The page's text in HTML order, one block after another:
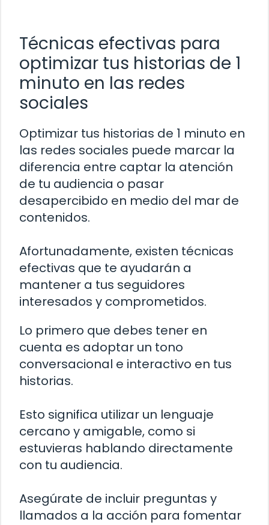
Técnicas efectivas para
optimizar tus historias de 1
minuto en las redes
sociales
Optimizar tus historias de 1 minuto en
las redes sociales puede marcar la
diferencia entre captar la atención
de tu audiencia o pasar
desapercibido en medio del mar de
contenidos.
Afortunadamente, existen técnicas
efectivas que te ayudarán a
mantener a tus seguidores
interesados y comprometidos.
Lo primero que debes tener en
cuenta es adoptar un tono
conversacional e interactivo en tus
historias.
Esto significa utilizar un lenguaje
cercano y amigable, como si
estuvieras hablando directamente
con tu audiencia.
Asegúrate de incluir preguntas y
llamados a la acción para fomentar